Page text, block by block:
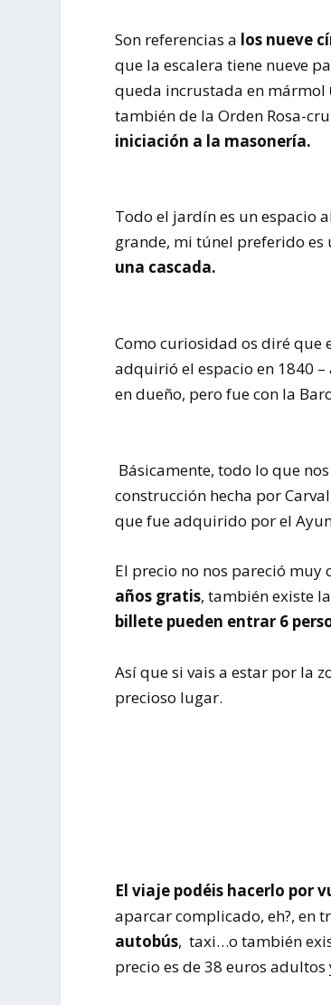
Son referencias a los nueve
que la escalera tiene nueve
queda incrustada en mármol
también de la Orden Rosa-
iniciación a la masonería.
Todo el jardín es un espacio
grande, mi túnel preferido es
una cascada.
Como curiosidad os diré que
adquirió el espacio en 1840
en dueño, pero fue con la
Básicamente, todo lo que
construcción hecha por
que fue adquirido por el
El precio no nos pareció muy
años gratis, también existe
billete pueden entrar 6
Así que si vais a estar por la
precioso lugar.
El viaje podéis hacerlo por
aparcar complicado, eh?, en
autobús, taxi…o también
precio es de 38 euros adultos